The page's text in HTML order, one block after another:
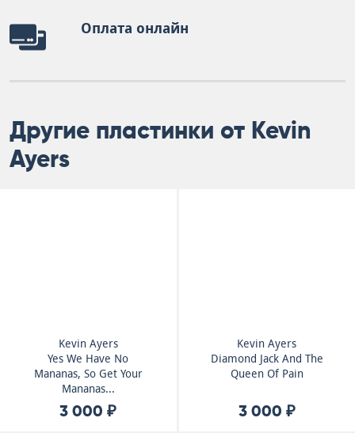
Оплата онлайн
Другие пластинки от Kevin
Ayers
Kevin Ayers
Yes We Have No
Mananas, So Get Your
Mananas...
3 000 ₽
Kevin Ayers
Diamond Jack And The
Queen Of Pain
3 000 ₽